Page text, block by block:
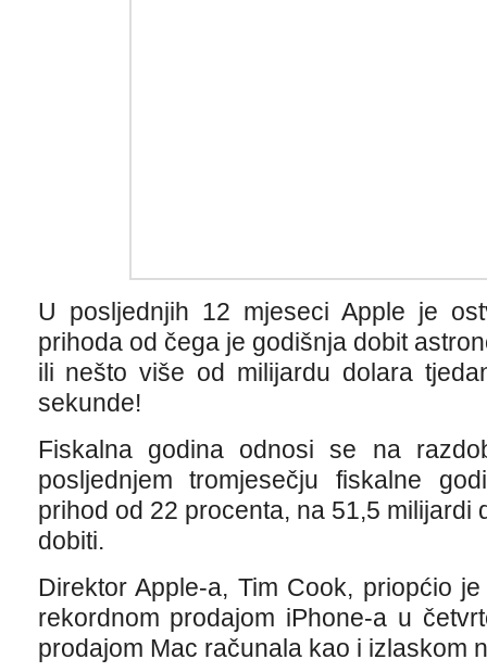
U posljednjih 12 mjeseci Apple je
prihoda od čega je godišnja dobit
ili nešto više od milijardu dolara
sekunde!
Fiskalna godina odnosi se na
posljednjem tromjesečju fiskalne
prihod od 22 procenta, na 51,5 milijardi
dobiti.
Direktor Apple-a, Tim Cook, priopćio
rekordnom prodajom iPhone-a u
prodajom Mac računala kao i izlaskom